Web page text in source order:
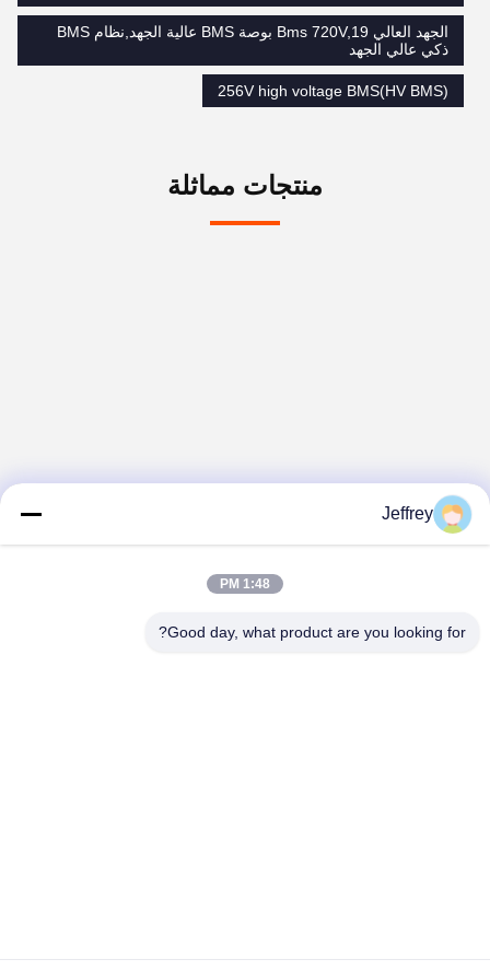
الجهد العالي Bms 720V,19 بوصة BMS عالية الجهد,نظام BMS
ذكي عالي الجهد
256V high voltage BMS(HV BMS)
منتجات مماثلة
Jeffrey
1:48 PM
Good day, what product are you looking for?